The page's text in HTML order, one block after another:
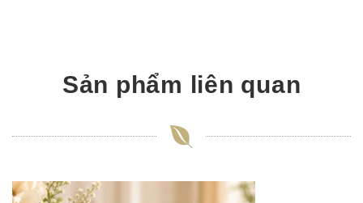
Sản phẩm liên quan